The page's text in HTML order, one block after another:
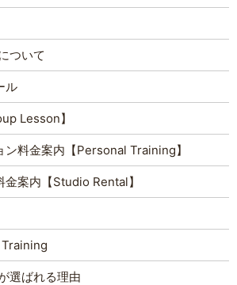
ついて
ル
Lesson】
ン料金案内【Personal Training】
案内【Studio Rental】
選ばれる理由